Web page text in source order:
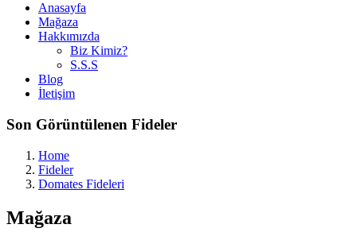
Anasayfa
Mağaza
Hakkımızda
Biz Kimiz?
S.S.S
Blog
İletişim
Son Görüntülenen Fideler
Home
Fideler
Domates Fideleri
Mağaza